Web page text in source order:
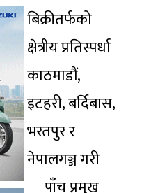
बिक्रीतर्फको
क्षेत्रीय प्रतिस्पर्धा
काठमाडौं,
इटहरी, बर्दिबास,
भरतपुर र
नेपालगञ्ज गरी
पाँच प्रमुख